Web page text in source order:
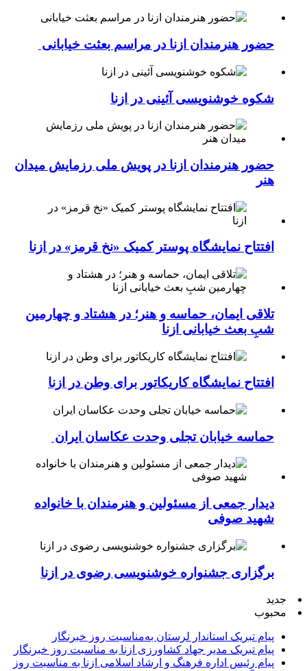
حضور هنرمندان ازنا در مراسم بعثت خیابانی
شکوه خوشنویسی آئینی در ازنا
حضور هنرمندان ازنا در پویش ملی رزمایش میدان
هنر
افتتاح نمایشگاه پوستر کمیک «نخ قرمز» در ازنا
تلاقی ایمان، حماسه و هنر؛ در هشتاد و چهارمین
شبِ بعث خیابانی ازنا
افتتاح نمایشگاه کاریکاتور برای وطن در ازنا
حماسه خیابان تجلی وحدت عکاسان ایران
دیدار جمعی از مسئولین و هنرمندان با خانواده
شهید صوفی
برگزاری جشنواره خوشنویسی رضوی در ازنا
جدید
محبوب
پیام تبریک استاندار لرستان به‌مناسبت روز خبرنگار
پیام تبریک مدیر جهاد کشاورزی ازنا به مناسبت روز خبرنگار
پیام رئیس اداره فرهنگ و ارشاد اسلامی ازنا به مناسبت روز